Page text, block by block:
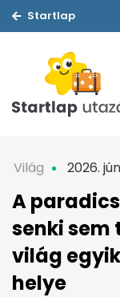
Startlap
Világ 2026.
A
senki sem
világ
helye